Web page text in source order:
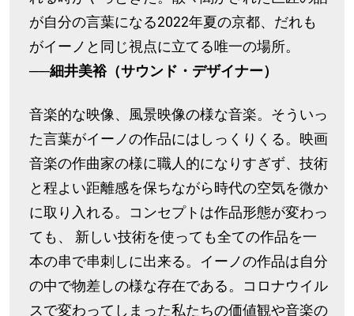
が自分の言葉になる2022年夏の京都、だれも
がイーノと同じ視点に立てる唯一の場所。
──細井美裕（サウンド・デザイナー）
音楽的な映像、風景映像の様な音楽。そういっ
た言葉がイーノの作品にはしっくりくる。映画
音楽の作曲家の様に職人的になりすぎず、技術
と程よい距離感を保ちながら時代の空気を微か
に取り入れる。コンセプトは作品形態が変わっ
ても、 新しい技術を使っても全ての作品を一
本の串で串刺しに出来る。イーノの作品は自分
の中で物差しの様な存在である。コロナウイル
スで変わってしまった私たちの価値観や音楽の